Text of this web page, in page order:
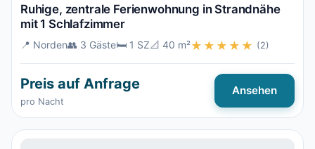
Ruhige, zentrale Ferienwohnung in Strandnähe
mit 1 Schlafzimmer
📍 Norden👥 3 Gäste🛏️ 1 SZ📐 40 m²★★★★★ (2)
Preis auf Anfrage
pro Nacht
Ansehen